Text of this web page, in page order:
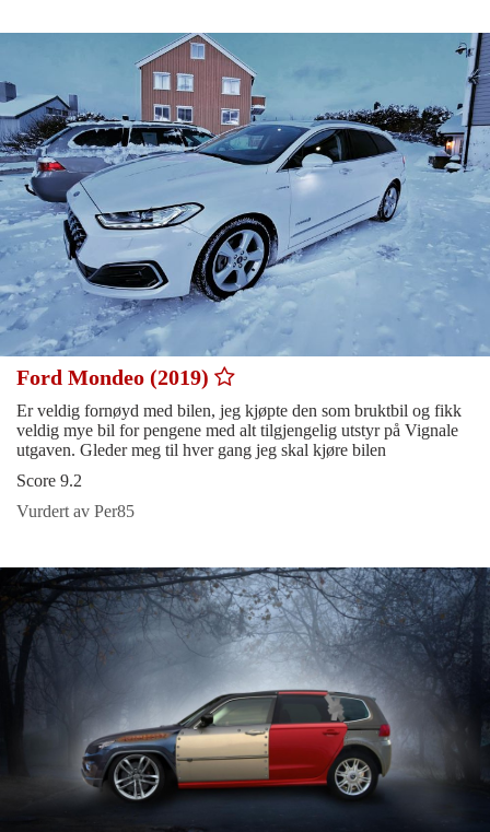
Ford Mondeo (2019)
Er veldig fornøyd med bilen, jeg kjøpte den som bruktbil og fikk
veldig mye bil for pengene med alt tilgjengelig utstyr på Vignale
utgaven. Gleder meg til hver gang jeg skal kjøre bilen
Score 9.2
Vurdert av Per85